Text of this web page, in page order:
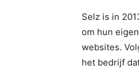
Selz is in
om hun
websites.
het bedrijf